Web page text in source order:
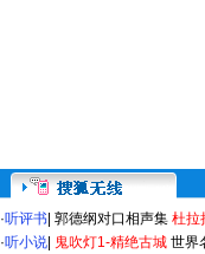
·听评书 郭德纲对口相声集 杜拉
·听小说 鬼吹灯1-精绝古城 世界